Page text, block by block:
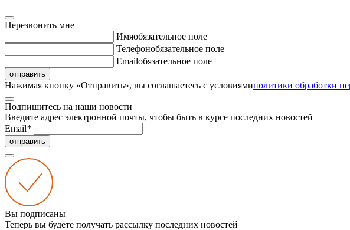
Перезвонить мне
Имяобязательное поле
Телефонобязательное поле
Emailобязательное поле
отправить
Нажимая кнопку «Отправить», вы соглашаетесь с условиямиполитики обработки
Подпишитесь на наши новости
Введите адрес электронной почты, чтобы быть в курсе последних новостей
Email*
отправить
Вы подписаны
Теперь вы будете получать рассылку последних новостей